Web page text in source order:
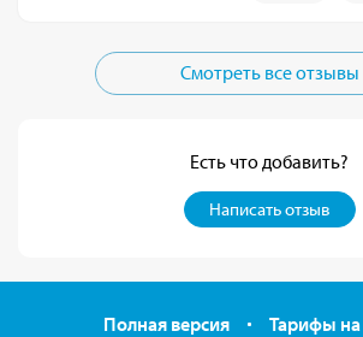
Смотреть все отзывы
Есть что добавить?
Написать отзыв
Полная версия Тарифы